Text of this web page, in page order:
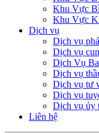
Khu Vực
Khu Vực
Dịch vụ
Dịch vụ
Dịch vụ
Dịch Vụ
Dịch vụ
Dịch vụ tư
Dịch vụ
Dịch vụ ủy
Liên hệ